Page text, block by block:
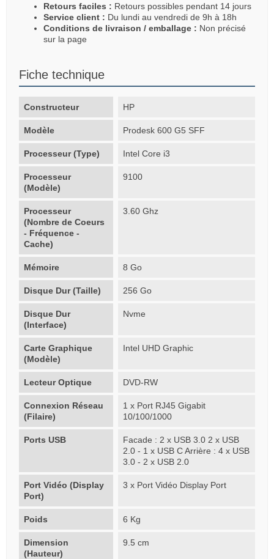
Retours faciles : Retours possibles pendant 14 jours
Service client : Du lundi au vendredi de 9h à 18h
Conditions de livraison / emballage : Non précisé
sur la page
Fiche technique
Constructeur HP
Modèle Prodesk 600 G5 SFF
Processeur (Type) Intel Core i3
Processeur
(Modèle)
9100
Processeur
(Nombre de Coeurs
- Fréquence -
Cache)
3.60 Ghz
Mémoire 8 Go
Disque Dur (Taille) 256 Go
Disque Dur
(Interface)
Nvme
Carte Graphique
(Modèle)
Intel UHD Graphic
Lecteur Optique DVD-RW
Connexion Réseau
(Filaire)
1 x Port RJ45 Gigabit
10/100/1000
Ports USB
Facade : 2 x USB 3.0 2 x USB
2.0 - 1 x USB C Arrière : 4 x USB
3.0 - 2 x USB 2.0
Port Vidéo (Display
Port)
3 x Port Vidéo Display Port
Poids 6 Kg
Dimension
(Hauteur)
9.5 cm